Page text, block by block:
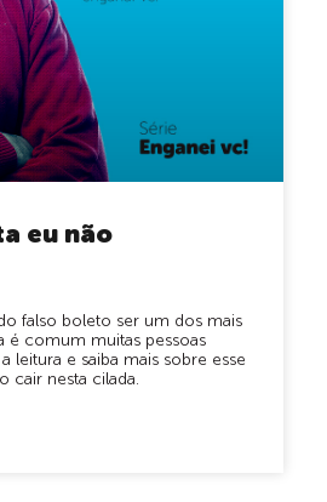
eu não
falso boleto ser um dos mais
é comum muitas pessoas
leitura e saiba mais sobre esse
cair nesta cilada.